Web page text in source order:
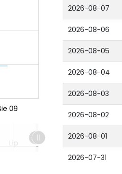
09
Lip
2026-08-07
2026-08-06
2026-08-05
2026-08-04
2026-08-03
2026-08-02
2026-08-01
2026-07-31